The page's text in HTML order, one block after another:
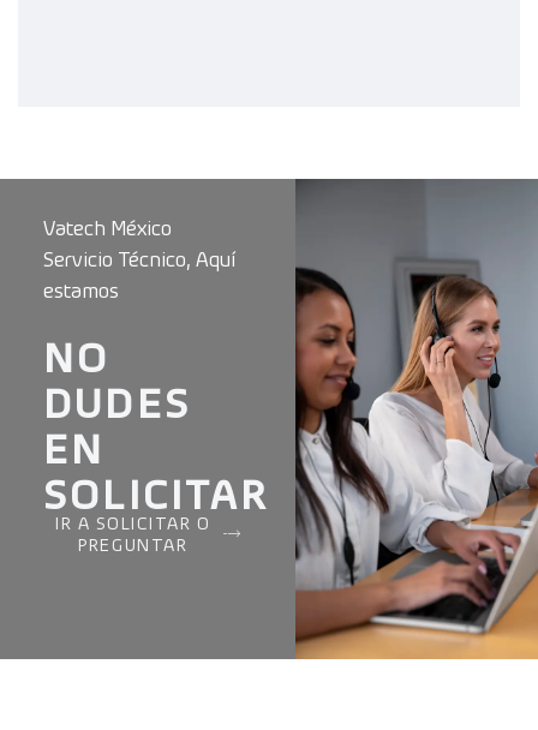
Vatech México
Servicio Técnico, Aquí
estamos
NO
DUDES
EN
SOLICITAR
IR A SOLICITAR O
PREGUNTAR